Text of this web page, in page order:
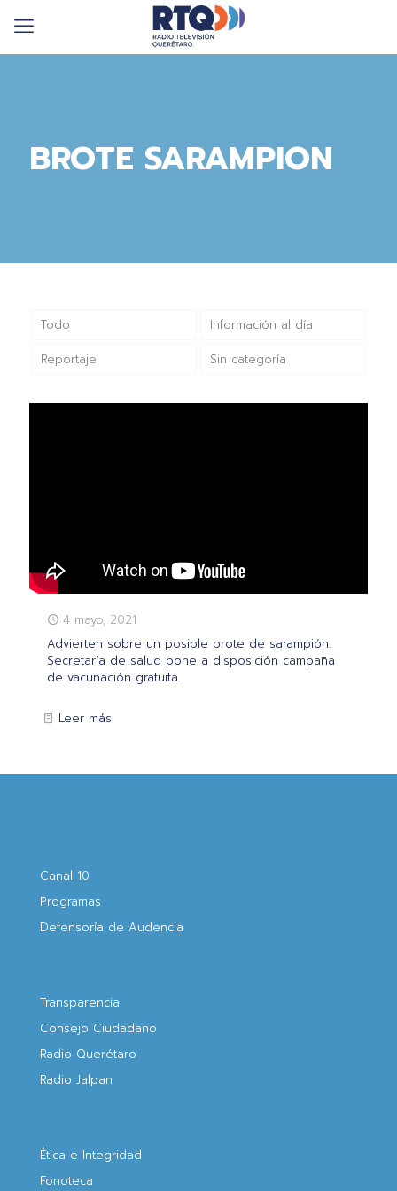
BROTE SARAMPION
Todo Información al día
Reportaje Sin categoría
4 mayo, 2021
Advierten sobre un posible brote de sarampión.
Secretaría de salud pone a disposición campaña
de vacunación gratuita.
Leer más
Canal 10
Programas
Defensoría de Audencia
Transparencia
Consejo Ciudadano
Radio Querétaro
Radio Jalpan
Ética e Integridad
Fonoteca